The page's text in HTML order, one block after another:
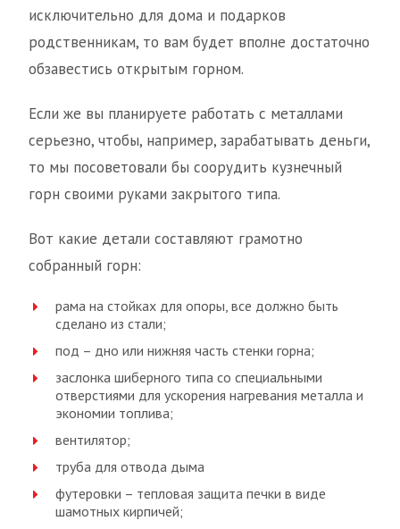
исключительно для дома и подарков
родственникам, то вам будет вполне достаточно
обзавестись открытым горном.
Если же вы планируете работать с металлами
серьезно, чтобы, например, зарабатывать деньги,
то мы посоветовали бы соорудить кузнечный
горн своими руками закрытого типа.
Вот какие детали составляют грамотно
собранный горн:
рама на стойках для опоры, все должно быть
сделано из стали;
под – дно или нижняя часть стенки горна;
заслонка шиберного типа со специальными
отверстиями для ускорения нагревания металла и
экономии топлива;
вентилятор;
труба для отвода дыма
футеровки – тепловая защита печки в виде
шамотных кирпичей;